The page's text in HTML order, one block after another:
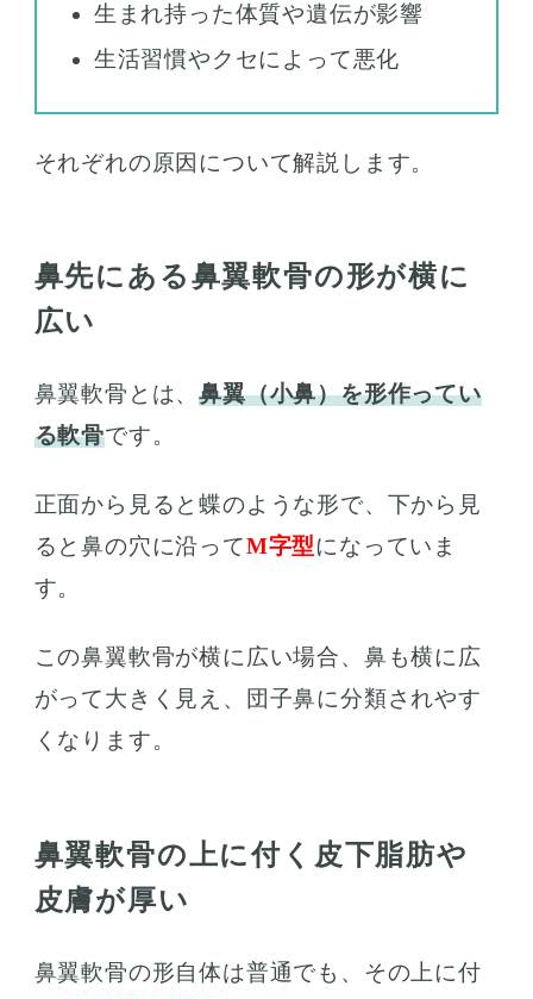
生まれ持った体質や遺伝が影響
生活習慣やクセによって悪化
それぞれの原因について解説します。
鼻先にある鼻翼軟骨の形が横に
広い
鼻翼軟骨とは、鼻翼（小鼻）を形作ってい
る軟骨です。
正面から見ると蝶のような形で、下から見
ると鼻の穴に沿ってM字型になっていま
す。
この鼻翼軟骨が横に広い場合、鼻も横に広
がって大きく見え、団子鼻に分類されやす
くなります。
鼻翼軟骨の上に付く皮下脂肪や
皮膚が厚い
鼻翼軟骨の形自体は普通でも、その上に付